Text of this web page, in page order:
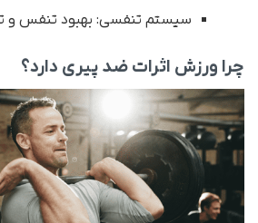
سیستم تنفسی: بهبود تنفس و
چرا ورزش اثرات ضد پیری دارد؟